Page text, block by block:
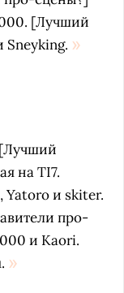
[Лучший
Sneyking.
на TI7.
Yatoro и skiter.
про-
и Kaori.